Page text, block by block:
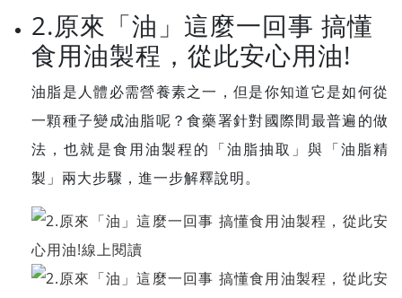
2.原來「油」這麼一回事 搞懂
食用油製程，從此安心用油!
油脂是人體必需營養素之一，但是你知道它是如何從
一顆種子變成油脂呢？食藥署針對國際間最普遍的做
法，也就是食用油製程的「油脂抽取」與「油脂精
製」兩大步驟，進一步解釋說明。